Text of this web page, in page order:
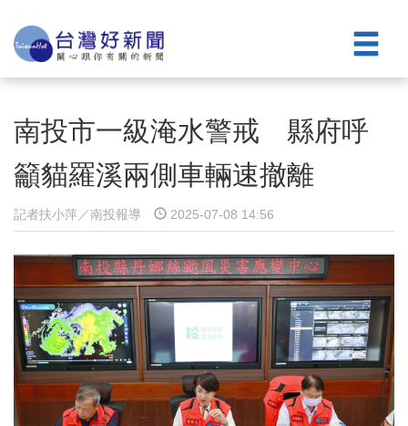
南投市一級淹水警戒 縣府呼
籲貓羅溪兩側車輛速撤離
記者扶小萍／南投報導 2025-07-08 14:56